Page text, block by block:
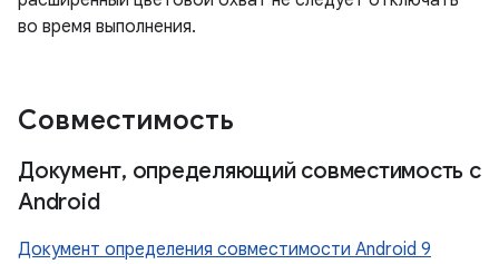
во время выполнения.
Совместимость
Документ, определяющий совместимость с
Android
Документ определения совместимости Android 9